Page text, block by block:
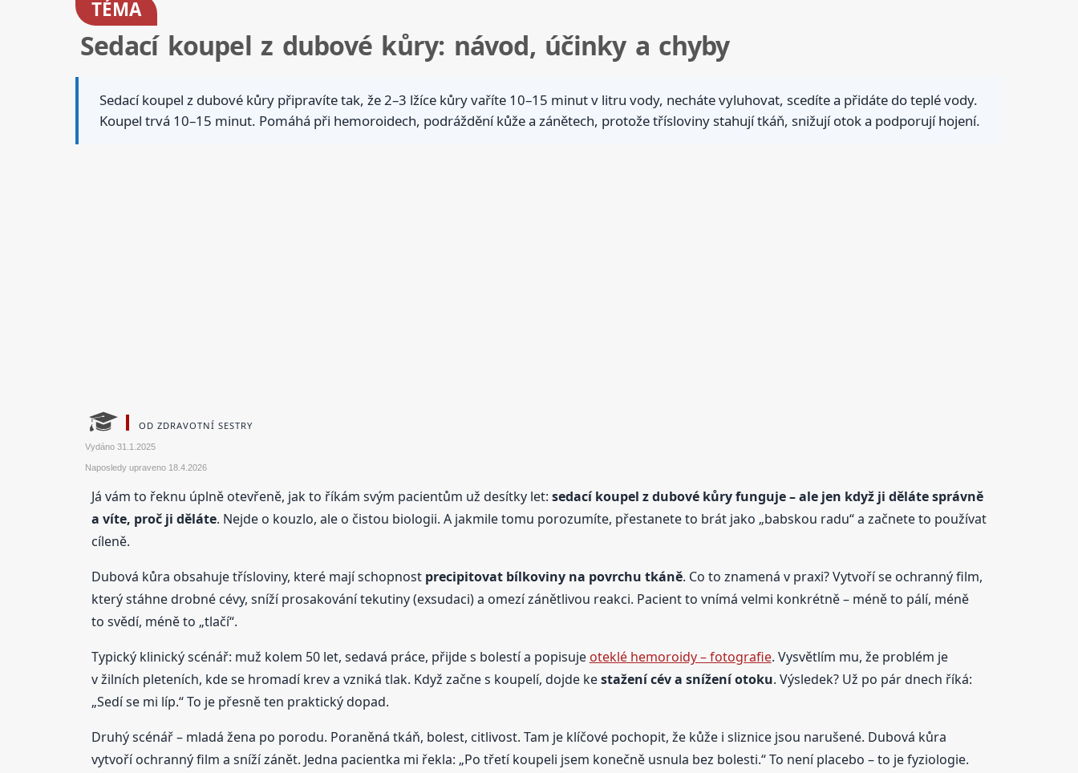
TÉMA
Sedací koupel z dubové kůry: návod, účinky a chyby
Sedací koupel z dubové kůry připravíte tak, že 2–3 lžíce kůry vaříte 10–15 minut v litru vody, necháte vyluhovat, scedíte a přidáte do teplé vody.
Koupel trvá 10–15 minut. Pomáhá při hemoroidech, podráždění kůže a zánětech, protože třísloviny stahují tkáň, snižují otok a podporují hojení.
OD ZDRAVOTNÍ SESTRY
Vydáno 31.1.2025
Naposledy upraveno 18.4.2026
Já vám to řeknu úplně otevřeně, jak to říkám svým pacientům už desítky let: sedací koupel z dubové kůry funguje – ale jen když ji děláte správně
a víte, proč ji děláte. Nejde o kouzlo, ale o čistou biologii. A jakmile tomu porozumíte, přestanete to brát jako „babskou radu“ a začnete to používat
cíleně.
Dubová kůra obsahuje třísloviny, které mají schopnost precipitovat bílkoviny na povrchu tkáně. Co to znamená v praxi? Vytvoří se ochranný film,
který stáhne drobné cévy, sníží prosakování tekutiny (exsudaci) a omezí zánětlivou reakci. Pacient to vnímá velmi konkrétně – méně to pálí, méně
to svědí, méně to „tlačí“.
Typický klinický scénář: muž kolem 50 let, sedavá práce, přijde s bolestí a popisuje oteklé hemoroidy – fotografie. Vysvětlím mu, že problém je
v žilních pleteních, kde se hromadí krev a vzniká tlak. Když začne s koupelí, dojde kestažení cév a snížení otoku. Výsledek? Už po pár dnech říká:
„Sedí se mi líp.“ To je přesně ten praktický dopad.
Druhý scénář – mladá žena po porodu. Poraněná tkáň, bolest, citlivost. Tam je klíčové pochopit, že kůže i sliznice jsou narušené. Dubová kůra
vytvoří ochranný film a sníží zánět. Jedna pacientka mi řekla: „Po třetí koupeli jsem konečně usnula bez bolesti.“ To není placebo – to je fyziologie.